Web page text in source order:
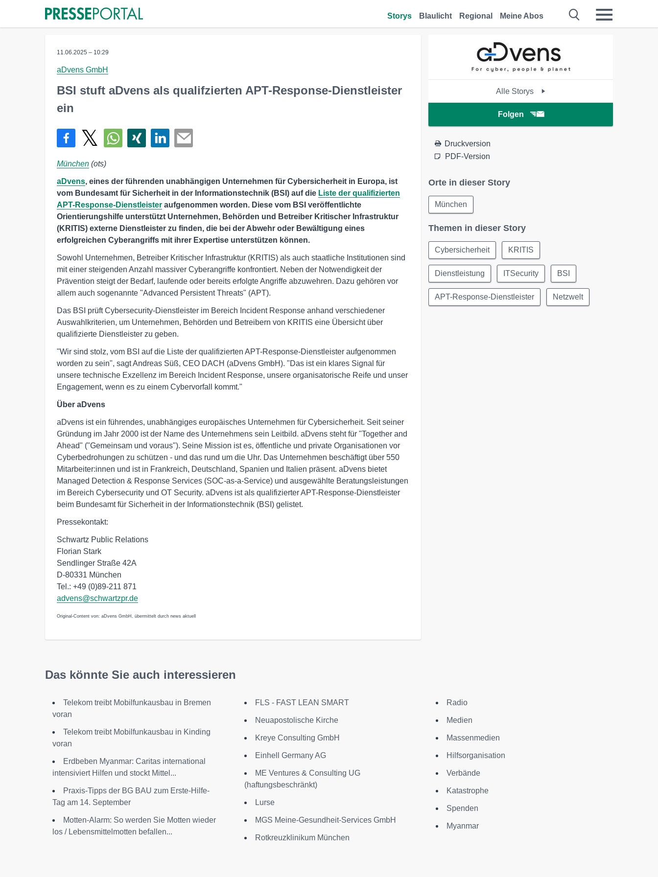
Storys Blaulicht Regional Meine Abos
11.06.2025 – 10:29
aDvens GmbH
BSI stuft aDvens als qualifzierten APT-Response-Dienstleister
ein
München (ots)
aDvens, eines der führenden unabhängigen Unternehmen für Cybersicherheit in Europa, ist
vom Bundesamt für Sicherheit in der Informationstechnik (BSI) auf die Liste der qualifizierten
APT-Response-Dienstleister aufgenommen worden. Diese vom BSI veröffentlichte
Orientierungshilfe unterstützt Unternehmen, Behörden und Betreiber Kritischer Infrastruktur
(KRITIS) externe Dienstleister zu finden, die bei der Abwehr oder Bewältigung eines
erfolgreichen Cyberangriffs mit ihrer Expertise unterstützen können.
Sowohl Unternehmen, Betreiber Kritischer Infrastruktur (KRITIS) als auch staatliche Institutionen sind
mit einer steigenden Anzahl massiver Cyberangriffe konfrontiert. Neben der Notwendigkeit der
Prävention steigt der Bedarf, laufende oder bereits erfolgte Angriffe abzuwehren. Dazu gehören vor
allem auch sogenannte "Advanced Persistent Threats" (APT).
Das BSI prüft Cybersecurity-Dienstleister im Bereich Incident Response anhand verschiedener
Auswahlkriterien, um Unternehmen, Behörden und Betreibern von KRITIS eine Übersicht über
qualifizierte Dienstleister zu geben.
"Wir sind stolz, vom BSI auf die Liste der qualifizierten APT-Response-Dienstleister aufgenommen
worden zu sein", sagt Andreas Süß, CEO DACH (aDvens GmbH). "Das ist ein klares Signal für
unsere technische Exzellenz im Bereich Incident Response, unsere organisatorische Reife und unser
Engagement, wenn es zu einem Cybervorfall kommt."
Über aDvens
aDvens ist ein führendes, unabhängiges europäisches Unternehmen für Cybersicherheit. Seit seiner
Gründung im Jahr 2000 ist der Name des Unternehmens sein Leitbild. aDvens steht für "Together and
Ahead" ("Gemeinsam und voraus"). Seine Mission ist es, öffentliche und private Organisationen vor
Cyberbedrohungen zu schützen - und das rund um die Uhr. Das Unternehmen beschäftigt über 550
Mitarbeiter:innen und ist in Frankreich, Deutschland, Spanien und Italien präsent. aDvens bietet
Managed Detection & Response Services (SOC-as-a-Service) und ausgewählte Beratungsleistungen
im Bereich Cybersecurity und OT Security. aDvens ist als qualifizierter APT-Response-Dienstleister
beim Bundesamt für Sicherheit in der Informationstechnik (BSI) gelistet.
Pressekontakt:
Schwartz Public Relations
Florian Stark
Sendlinger Straße 42A
D-80331 München
Tel.: +49 (0)89-211 871
advens@schwartzpr.de
Original-Content von: aDvens GmbH, übermittelt durch news aktuell
Alle Storys
Folgen
Druckversion
PDF-Version
Orte in dieser Story
München
Themen in dieser Story
Cybersicherheit KRITIS
Dienstleistung ITSecurity BSI
APT-Response-Dienstleister Netzwelt
Das könnte Sie auch interessieren
Telekom treibt Mobilfunkausbau in Bremen
voran
Telekom treibt Mobilfunkausbau in Kinding
voran
Erdbeben Myanmar: Caritas international
intensiviert Hilfen und stockt Mittel...
Praxis-Tipps der BG BAU zum Erste-Hilfe-
Tag am 14. September
Motten-Alarm: So werden Sie Motten wieder
los / Lebensmittelmotten befallen...
FLS - FAST LEAN SMART
Neuapostolische Kirche
Kreye Consulting GmbH
Einhell Germany AG
ME Ventures & Consulting UG
(haftungsbeschränkt)
Lurse
MGS Meine-Gesundheit-Services GmbH
Rotkreuzklinikum München
Radio
Medien
Massenmedien
Hilfsorganisation
Verbände
Katastrophe
Spenden
Myanmar